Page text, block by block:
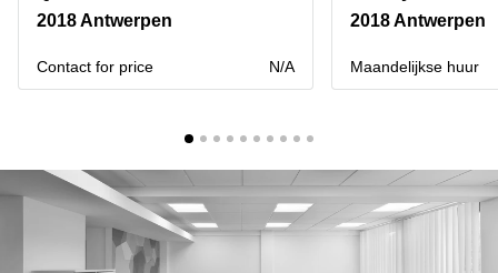
kantoor
huren
Elsene
Herentals
Oostende
ruimtes te
huur in
Niklaas
Vergaderzaal
2018 Antwerpen
Contact for price N/A
2018 Antwerpen
Maandelijkse huur